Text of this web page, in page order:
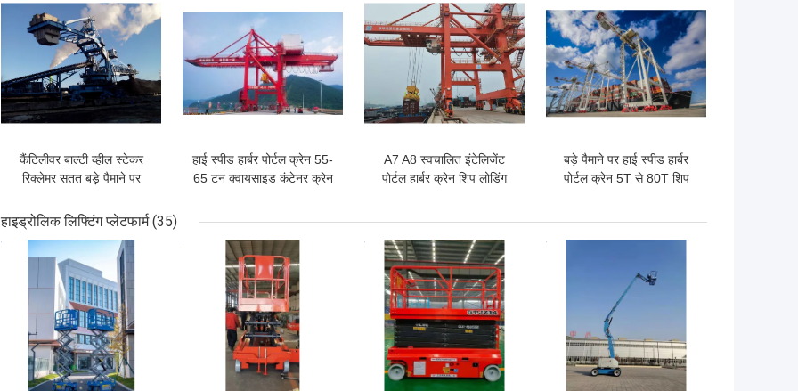
कैंटिलीवर बाल्टी व्हील स्टेकर
रिक्लेमर सतत बड़े पैमाने पर
हाई स्पीड हार्बर पोर्टल क्रेन 55-
65 टन क्वायसाइड कंटेनर क्रेन
A7 A8 स्वचालित इंटेलिजेंट
पोर्टल हार्बर क्रेन शिप लोडिंग
बड़े पैमाने पर हाई स्पीड हार्बर
पोर्टल क्रेन 5T से 80T शिप
हाइड्रोलिक लिफ्टिंग प्लेटफार्म (35)
सबसे अच्छी कीमत सबसे अच्छी कीमत सबसे अच्छी कीमत